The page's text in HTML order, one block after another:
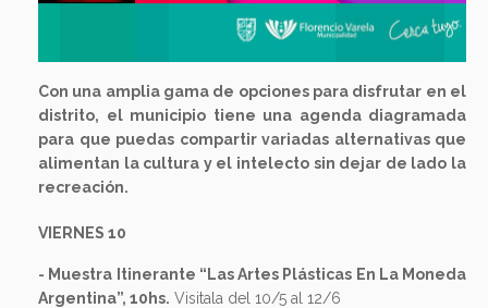
Con una amplia gama de opciones para disfrutar en el
distrito, el municipio tiene una agenda diagramada
para que puedas compartir variadas alternativas que
alimentan la cultura y el intelecto sin dejar de lado la
recreación.
VIERNES 10
- Muestra Itinerante “Las Artes Plásticas En La Moneda
Argentina”, 10hs. Visitala del 10/5 al 12/6